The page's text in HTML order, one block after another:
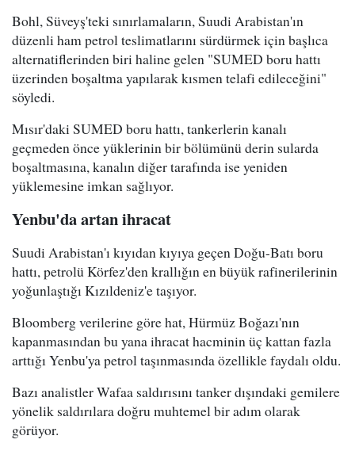
Bohl, Süveyş'teki sınırlamaların, Suudi Arabistan'ın
düzenli ham petrol teslimatlarını sürdürmek için başlıca
alternatiflerinden biri haline gelen "SUMED boru hattı
üzerinden boşaltma yapılarak kısmen telafi edileceğini"
söyledi.
Mısır'daki SUMED boru hattı, tankerlerin kanalı
geçmeden önce yüklerinin bir bölümünü derin sularda
boşaltmasına, kanalın diğer tarafında ise yeniden
yüklemesine imkan sağlıyor.
Yenbu'da artan ihracat
Suudi Arabistan'ı kıyıdan kıyıya geçen Doğu-Batı boru
hattı, petrolü Körfez'den krallığın en büyük rafinerilerinin
yoğunlaştığı Kızıldeniz'e taşıyor.
Bloomberg verilerine göre hat, Hürmüz Boğazı'nın
kapanmasından bu yana ihracat hacminin üç kattan fazla
arttığı Yenbu'ya petrol taşınmasında özellikle faydalı oldu.
Bazı analistler Wafaa saldırısını tanker dışındaki gemilere
yönelik saldırılara doğru muhtemel bir adım olarak
görüyor.